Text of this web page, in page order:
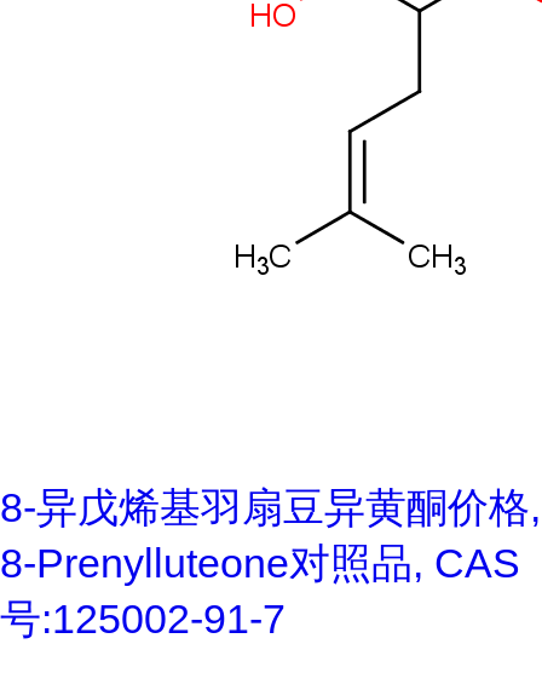
8-异戊烯基羽扇豆异黄酮价格,
8-Prenylluteone对照品, CAS
号:125002-91-7